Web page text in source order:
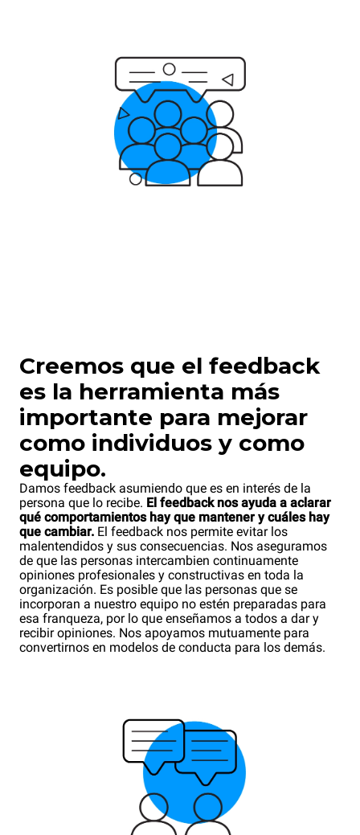
Creemos que el feedback
es la herramienta más
importante para mejorar
como individuos y como
equipo.
Damos feedback asumiendo que es en interés de la
persona que lo recibe. El feedback nos ayuda a aclarar
qué comportamientos hay que mantener y cuáles hay
que cambiar. El feedback nos permite evitar los
malentendidos y sus consecuencias. Nos aseguramos
de que las personas intercambien continuamente
opiniones profesionales y constructivas en toda la
organización. Es posible que las personas que se
incorporan a nuestro equipo no estén preparadas para
esa franqueza, por lo que enseñamos a todos a dar y
recibir opiniones. Nos apoyamos mutuamente para
convertirnos en modelos de conducta para los demás.